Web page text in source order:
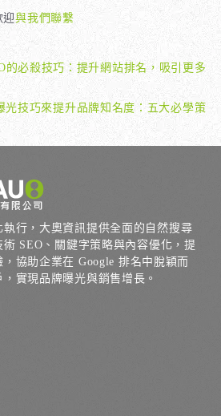
迎與我們聯繫
的必殺技巧：提升網站排名，吸引更多
光技巧來提升品牌知名度：五大必學策
行，大奧資訊提供全面的自然搜尋
SEO、關鍵字策略與內容優化，提
協助企業在 Google 排名中脫穎而
實現品牌曝光與銷售增長。